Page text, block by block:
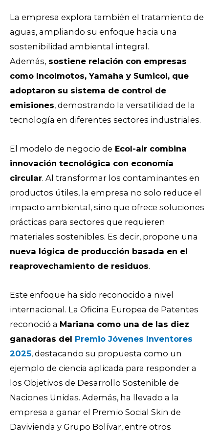
La empresa explora también el tratamiento de
aguas, ampliando su enfoque hacia una
sostenibilidad ambiental integral.
Además, sostiene relación con empresas
como Incolmotos, Yamaha y Sumicol, que
adoptaron su sistema de control de
emisiones, demostrando la versatilidad de la
tecnología en diferentes sectores industriales.
El modelo de negocio de Ecol-air combina
innovación tecnológica con economía
circular. Al transformar los contaminantes en
productos útiles, la empresa no solo reduce el
impacto ambiental, sino que ofrece soluciones
prácticas para sectores que requieren
materiales sostenibles. Es decir, propone una
nueva lógica de producción basada en el
reaprovechamiento de residuos.
Este enfoque ha sido reconocido a nivel
internacional. La Oficina Europea de Patentes
reconoció a Mariana como una de las diez
ganadoras del Premio Jóvenes Inventores
2025, destacando su propuesta como un
ejemplo de ciencia aplicada para responder a
los Objetivos de Desarrollo Sostenible de
Naciones Unidas. Además, ha llevado a la
empresa a ganar el Premio Social Skin de
Davivienda y Grupo Bolívar, entre otros